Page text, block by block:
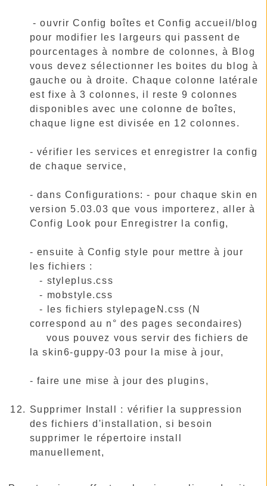
- ouvrir Config boîtes et Config accueil/blog
pour modifier les largeurs qui passent de
pourcentages à nombre de colonnes, à Blog
vous devez sélectionner les boites du blog à
gauche ou à droite. Chaque colonne latérale
est fixe à 3 colonnes, il reste 9 colonnes
disponibles avec une colonne de boîtes,
chaque ligne est divisée en 12 colonnes.
- vérifier les services et enregistrer la config
de chaque service,
- dans Configurations: - pour chaque skin en
version 5.03.03 que vous importerez, aller à
Config Look pour Enregistrer la config,
- ensuite à Config style pour mettre à jour
les fichiers :
- styleplus.css
- mobstyle.css
- les fichiers stylepageN.css (N
correspond au n° des pages secondaires)
vous pouvez vous servir des fichiers de
la skin6-guppy-03 pour la mise à jour,
- faire une mise à jour des plugins,
Supprimer Install : vérifier la suppression
des fichiers d'installation, si besoin
supprimer le répertoire install
manuellement,